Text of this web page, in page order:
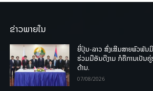
ຂ່າວພາຍໃນ
ຍີ່ປຸ່ນ-ລາວ ສົ່ງເສີມສາຍພົວພັນ
ຮ່ວມມືອັນດີງາມ ກໍຄືການເປັນ
ດ້ານ.
07/08/2026